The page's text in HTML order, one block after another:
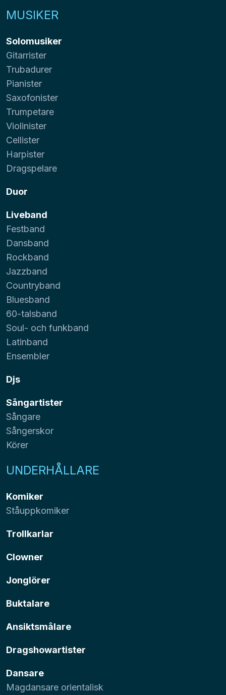
MUSIKER
Solomusiker
Gitarrister
Trubadurer
Pianister
Saxofonister
Trumpetare
Violinister
Cellister
Harpister
Dragspelare
Duor
Liveband
Festband
Dansband
Rockband
Jazzband
Countryband
Bluesband
60-talsband
Soul- och funkband
Latinband
Ensembler
Djs
Sångartister
Sångare
Sångerskor
Körer
UNDERHÅLLARE
Komiker
Ståuppkomiker
Trollkarlar
Clowner
Jonglörer
Buktalare
Ansiktsmålare
Dragshowartister
Dansare
Magdansare orientalisk